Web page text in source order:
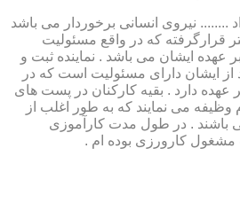
از تعداد ........ نیروی انسانی برخوردار می باشد
قرارگرفته که در واقع مسئولیت
عهده ایشان می باشد . نماینده ثبت و
از ایشان دارای مسئولیت است که در
عهده دارد . بقیه کارکنان در پست های
وظیفه می نمایند که به طور اغلب از
باشند . در طول مدت کارآموزی
مشغول کارورزی بوده ام .